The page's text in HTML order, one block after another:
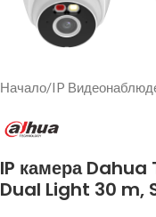
Начало/IP
IP камера
Dual Light 30 m,